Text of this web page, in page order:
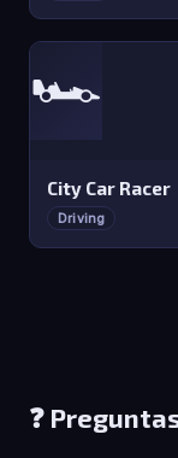
🏎️
City Car Racer
Driving
❓